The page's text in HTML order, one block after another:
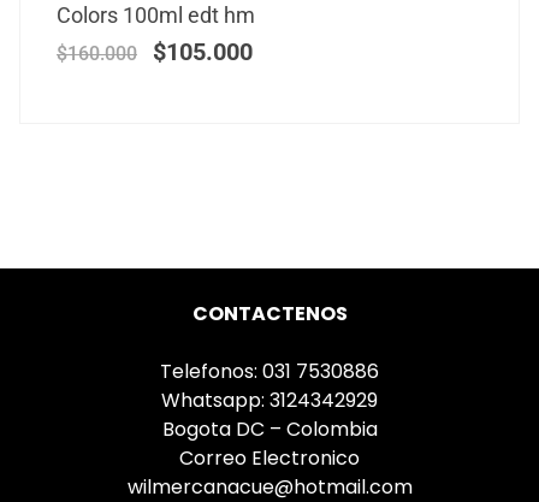
Colors 100ml edt hm
$160.000 $105.000
CONTACTENOS
Telefonos: 031 7530886
Whatsapp: 3124342929
Bogota DC – Colombia
Correo Electronico
wilmercanacue@hotmail.com